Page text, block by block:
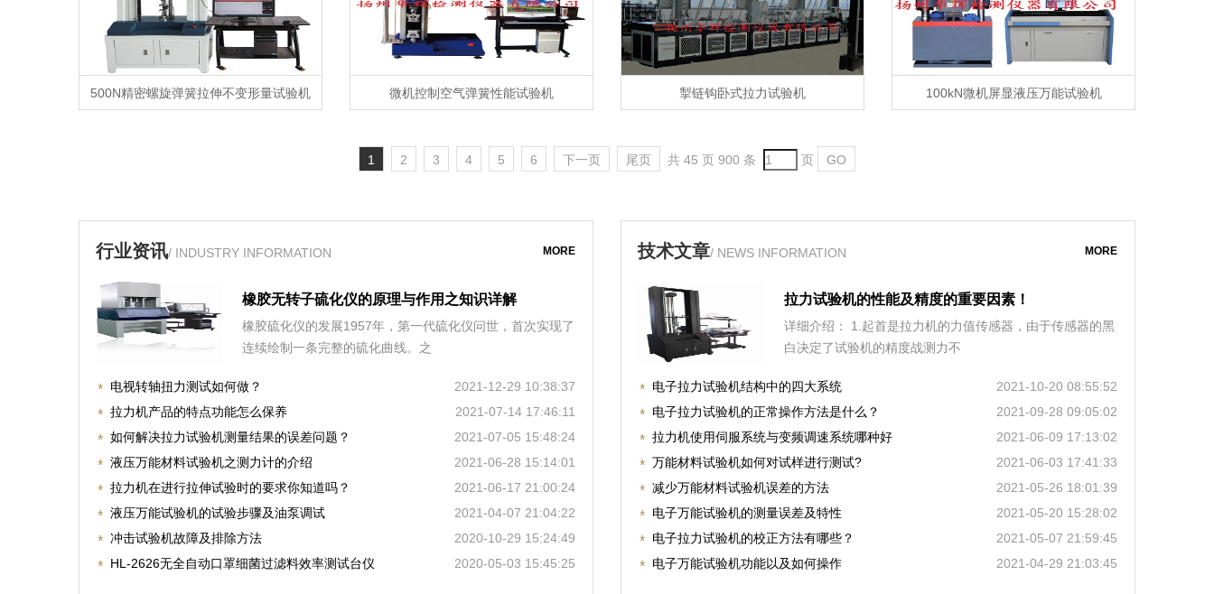
500N精密螺旋弹簧拉伸不变形量试验机 微机控制空气弹簧性能试验机 掣链钩卧式拉力试验机 100kN微机屏显液压万能试验机
1 2 3 4 5 6 下一页 尾页 共 45 页 900 条 页 GO
行业资讯/ INDUSTRY INFORMATION MORE
橡胶无转子硫化仪的原理与作用之知识详解
橡胶硫化仪的发展1957年，第一代硫化仪问世，首次实现了
连续绘制一条完整的硫化曲线。之
2021-12-29 10:38:37
电视转轴扭力测试如何做？
2021-07-14 17:46:11
拉力机产品的特点功能怎么保养
2021-07-05 15:48:24
如何解决拉力试验机测量结果的误差问题？
2021-06-28 15:14:01
液压万能材料试验机之测力计的介绍
2021-06-17 21:00:24
拉力机在进行拉伸试验时的要求你知道吗？
2021-04-07 21:04:22
液压万能试验机的试验步骤及油泵调试
2020-10-29 15:24:49
冲击试验机故障及排除方法
2020-05-03 15:45:25
HL-2626无全自动口罩细菌过滤料效率测试台仪
技术文章/ NEWS INFORMATION MORE
拉力试验机的性能及精度的重要因素！
详细介绍： 1.起首是拉力机的力值传感器，由于传感器的黑
白决定了试验机的精度战测力不
2021-10-20 08:55:52
电子拉力试验机结构中的四大系统
2021-09-28 09:05:02
电子拉力试验机的正常操作方法是什么？
2021-06-09 17:13:02
拉力机使用伺服系统与变频调速系统哪种好
2021-06-03 17:41:33
万能材料试验机如何对试样进行测试?
2021-05-26 18:01:39
减少万能材料试验机误差的方法
2021-05-20 15:28:02
电子万能试验机的测量误差及特性
2021-05-07 21:59:45
电子拉力试验机的校正方法有哪些？
2021-04-29 21:03:45
电子万能试验机功能以及如何操作